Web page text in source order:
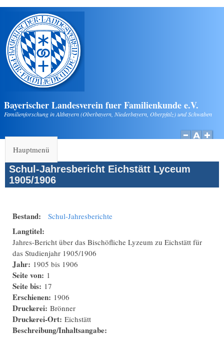
Direkt zum Inhalt
Bayerischer Landesverein fuer Familienkunde e.V.
Familienforschung in Altbayern (Oberbayern, Niederbayern, Oberpfalz) und Schwaben
Hauptmenü
Schul-Jahresbericht Eichstätt Lyceum
1905/1906
Bestand: Schul-Jahresberichte
Langtitel:
Jahres-Bericht über das Bischöfliche Lyzeum zu Eichstätt für
das Studienjahr 1905/1906
Jahr: 1905 bis 1906
Seite von: 1
Seite bis: 17
Erschienen: 1906
Druckerei: Brönner
Druckerei-Ort: Eichstätt
Beschreibung/Inhaltsangabe: